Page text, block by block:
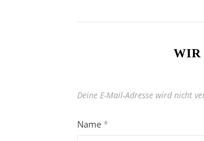
WIR
Deine E-Mail-Adresse wird nicht
Name *